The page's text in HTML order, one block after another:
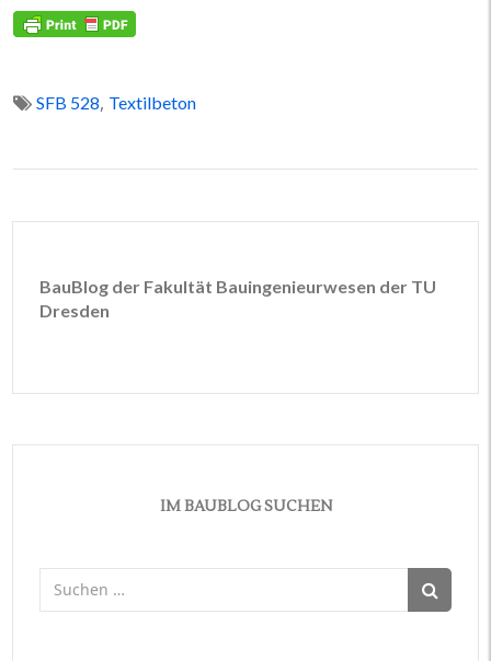
SFB 528, Textilbeton
BauBlog der Fakultät Bauingenieurwesen der TU
Dresden
IM BAUBLOG SUCHEN
Suchen
nach: